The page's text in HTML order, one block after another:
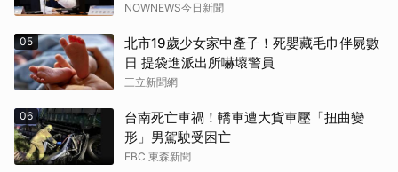
NOWNEWS今日新聞
05
北市19歲少女家中產子！死嬰藏毛巾伴屍數
日 提袋進派出所嚇壞警員
三立新聞網
06
台南死亡車禍！轎車遭大貨車壓「扭曲變
形」男駕駛受困亡
EBC 東森新聞